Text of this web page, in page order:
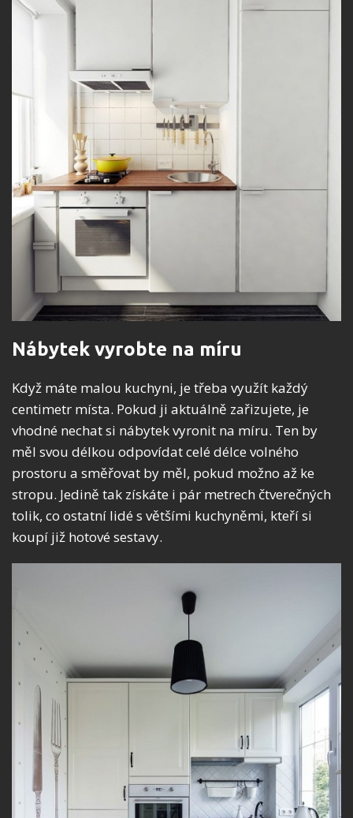
Nábytek vyrobte na míru
Když máte malou kuchyni, je třeba využít každý
centimetr místa. Pokud ji aktuálně zařizujete, je
vhodné nechat si nábytek vyronit na míru. Ten by
měl svou délkou odpovídat celé délce volného
prostoru a směřovat by měl, pokud možno až ke
stropu. Jedině tak získáte i pár metrech čtverečných
tolik, co ostatní lidé s většími kuchyněmi, kteří si
koupí již hotové sestavy.